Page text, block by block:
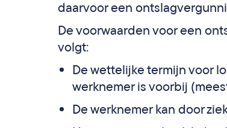
daarvoor een
De voorwaarden voor een
volgt:
De wettelijke termijn voor
werknemer is voorbij
De werknemer kan door